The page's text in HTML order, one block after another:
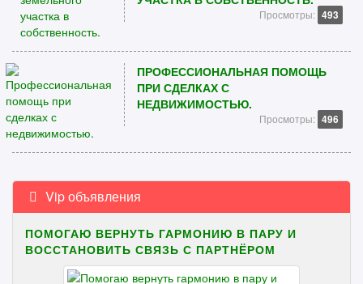
Просмотры: 493
ПРОФЕССИОНАЛЬНАЯ ПОМОЩЬ
ПРИ СДЕЛКАХ С
НЕДВИЖИМОСТЬЮ.
Просмотры: 496
Vip объявления
ПОМОГАЮ ВЕРНУТЬ ГАРМОНИЮ В ПАРУ И
ВОССТАНОВИТЬ СВЯЗЬ С ПАРТНЁРОМ